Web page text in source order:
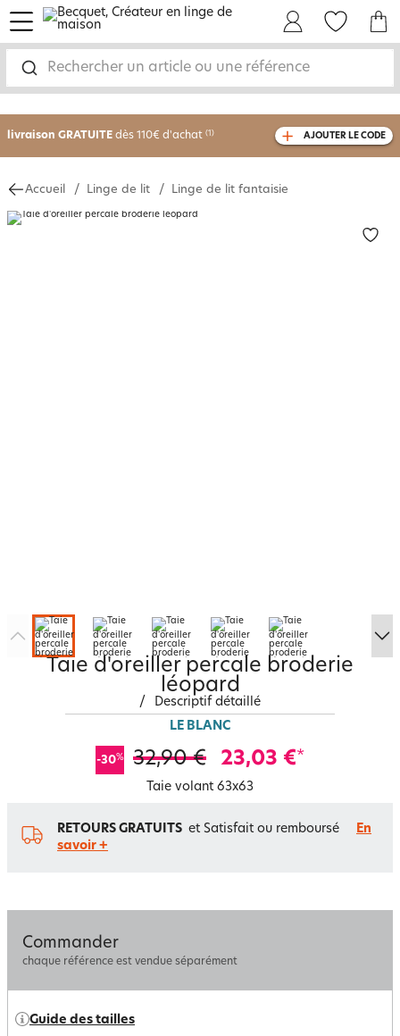
Rechercher un article ou une référence
menu
-30% sur votre commandedès 2 articles
livraison GRATUITE dès 110€ d'achat (1) AJOUTER LE CODE
Accueil Linge de lit Linge de lit fantaisie
Taie d'oreiller percale broderie
léopard
/
Descriptif détaillé
LE BLANC
-30% 32,90 € 23,03 €*
Taie volant 63x63
RETOURS GRATUITS et Satisfait ou remboursé
En
savoir +
Commander
chaque référence est vendue séparément
Guide des tailles